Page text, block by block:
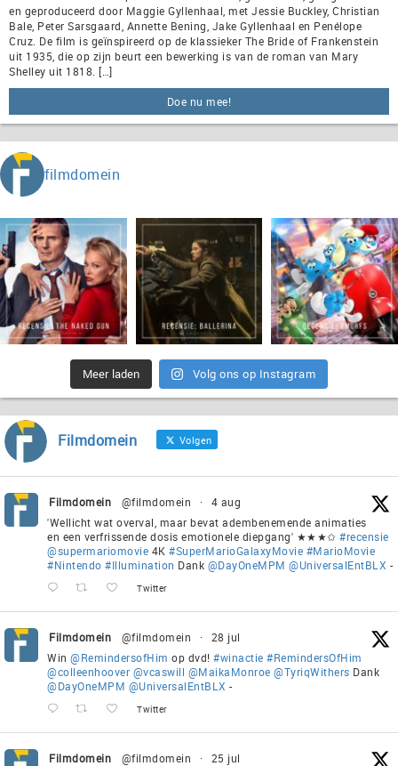
en geproduceerd door Maggie Gyllenhaal, met Jessie Buckley, Christian
Bale, Peter Sarsgaard, Annette Bening, Jake Gyllenhaal en Penélope
Cruz. De film is geïnspireerd op de klassieker The Bride of Frankenstein
uit 1935, die op zijn beurt een bewerking is van de roman van Mary
Shelley uit 1818. […]
Doe nu mee!
filmdomein
Meer laden Volg ons op Instagram
Filmdomein Volgen
Filmdomein @filmdomein ·
4 aug
'Wellicht wat overval, maar bevat adembenemende animaties
en een verfrissende dosis emotionele diepgang' ★★★✩ #recensie
@supermariomovie 4K #SuperMarioGalaxyMovie #MarioMovie
#Nintendo #Illumination Dank @DayOneMPM @UniversalEntBLX -
Twitter
Filmdomein @filmdomein ·
28 jul
Win @RemindersofHim op dvd! #winactie #RemindersOfHim
@colleenhoover @vcaswill @MaikaMonroe @TyriqWithers Dank
@DayOneMPM @UniversalEntBLX -
Twitter
Filmdomein @filmdomein ·
25 jul